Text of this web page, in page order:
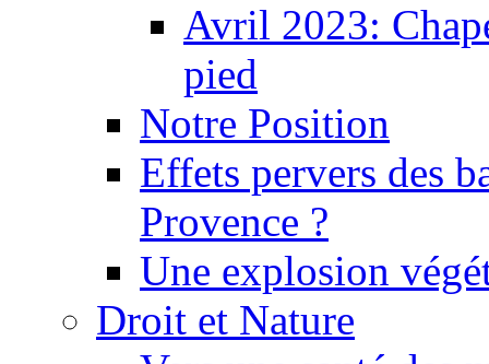
Avril 2023:
pied
Notre Position
Effets pervers des
Provence ?
Une explosion
Droit et Nature